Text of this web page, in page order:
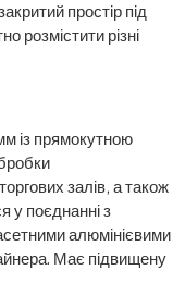
простір під
розмістити різні
прямокутною
залів, а також
у поєднанні з
алюмінієвими
Має підвищену